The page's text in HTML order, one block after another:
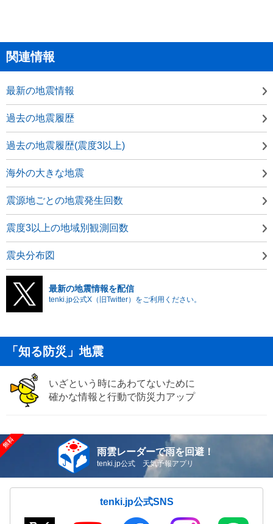
関連情報
最新の地震情報
過去の地震履歴
過去の地震履歴(震度3以上)
海外の大きな地震
震源地ごとの地震発生回数
震度3以上の地域別観測回数
震央分布図
最新の地震情報を配信
tenki.jp公式X（旧Twitter）をご利用ください。
「知る防災」地震
いざという時にあわてないために
確かな情報と行動で防災力アップ
雨雲レーダーで雨を回避！
tenki.jp公式 天気予報アプリ
tenki.jp公式SNS